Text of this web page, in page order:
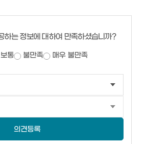
하는 정보에 대하여 만족하셨습니까?
보통 불만족 매우 불만족
의견등록